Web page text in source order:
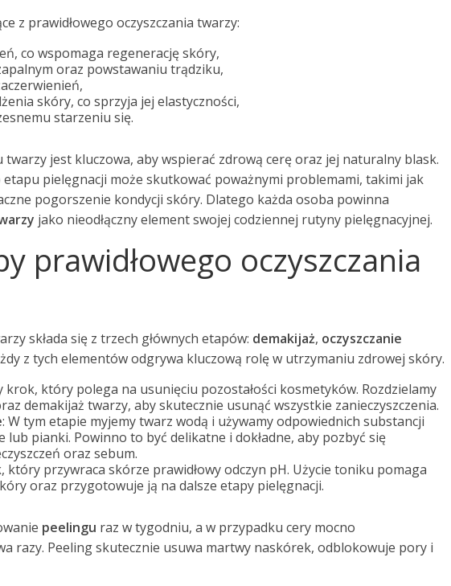
z prawidłowego oczyszczania twarzy:
co wspomaga regenerację skóry,
oraz powstawaniu trądziku,
skóry, co sprzyja jej elastyczności,
starzeniu się.
twarzy jest kluczowa, aby wspierać zdrową cerę oraz jej naturalny blask.
pielęgnacji może skutkować poważnymi problemami, takimi jak
pogorszenie kondycji skóry. Dlatego każda osoba powinna
jako nieodłączny element swojej codziennej rutyny pielęgnacyjnej.
prawidłowego oczyszczania
składa się z trzech głównych etapów: demakijaż, oczyszczanie
z tych elementów odgrywa kluczową rolę w utrzymaniu zdrowej skóry.
krok, który polega na usunięciu pozostałości kosmetyków. Rozdzielamy
demakijaż twarzy, aby skutecznie usunąć wszystkie zanieczyszczenia.
: W tym etapie myjemy twarz wodą i używamy odpowiednich substancji
lub pianki. Powinno to być delikatne i dokładne, aby pozbyć się
oraz sebum.
który przywraca skórze prawidłowy odczyn pH. Użycie toniku pomaga
oraz przygotowuje ją na dalsze etapy pielęgnacji.
peelingu raz w tygodniu, a w przypadku cery mocno
razy. Peeling skutecznie usuwa martwy naskórek, odblokowuje pory i